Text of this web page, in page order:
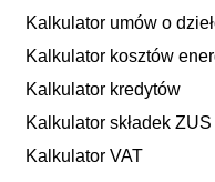
Kalkulator umów o
Kalkulator kosztów
Kalkulator kredytów
Kalkulator składek ZUS
Kalkulator VAT